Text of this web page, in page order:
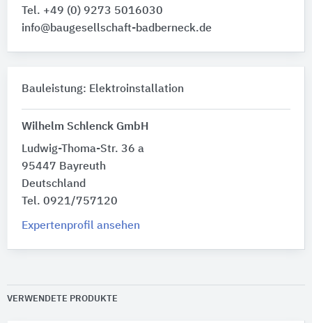
Tel. +49 (0) 9273 5016030
info@baugesellschaft-badberneck.de
Bauleistung: Elektroinstallation
Wilhelm Schlenck GmbH
Ludwig-Thoma-Str. 36 a
95447 Bayreuth
Deutschland
Tel. 0921/757120
Expertenprofil ansehen
VERWENDETE PRODUKTE